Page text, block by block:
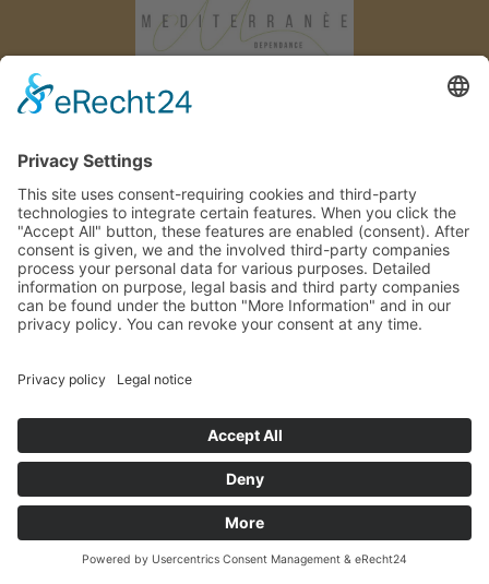
Hotel Bellevue*** ∎
Dagmar
Klotzner ∎ Via Segenbühel 21 ∎ 39019
Dorf Tirol ∎ Alto Adige/Italia
Tel.:0039 0473 923522Fax.: 0039
0473 923174 ∎ info@bellevue-

Come arrivare